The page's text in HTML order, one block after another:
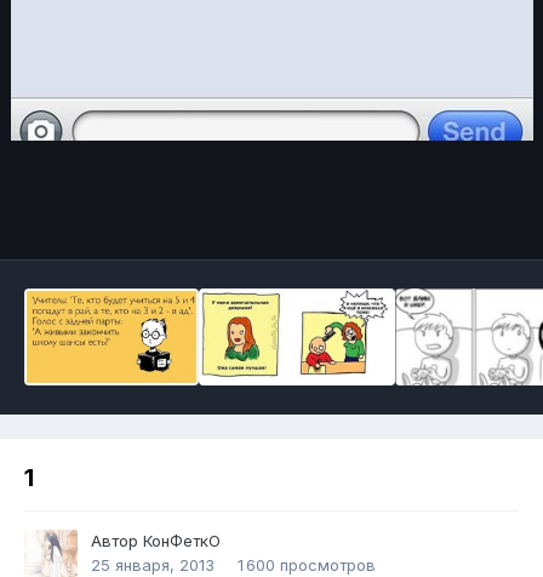
1
Автор КонФеткО
25 января, 2013
1 600 просмотров